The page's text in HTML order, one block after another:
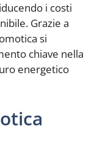
i costi
Grazie a
si
chiave nella
energetico